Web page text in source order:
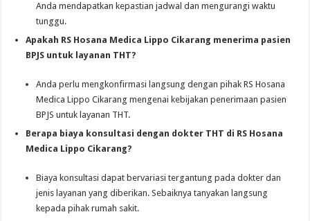
Anda mendapatkan kepastian jadwal dan mengurangi waktu
tunggu.
Apakah RS Hosana Medica Lippo Cikarang menerima pasien
BPJS untuk layanan THT?
Anda perlu mengkonfirmasi langsung dengan pihak RS Hosana
Medica Lippo Cikarang mengenai kebijakan penerimaan pasien
BPJS untuk layanan THT.
Berapa biaya konsultasi dengan dokter THT di RS Hosana
Medica Lippo Cikarang?
Biaya konsultasi dapat bervariasi tergantung pada dokter dan
jenis layanan yang diberikan. Sebaiknya tanyakan langsung
kepada pihak rumah sakit.